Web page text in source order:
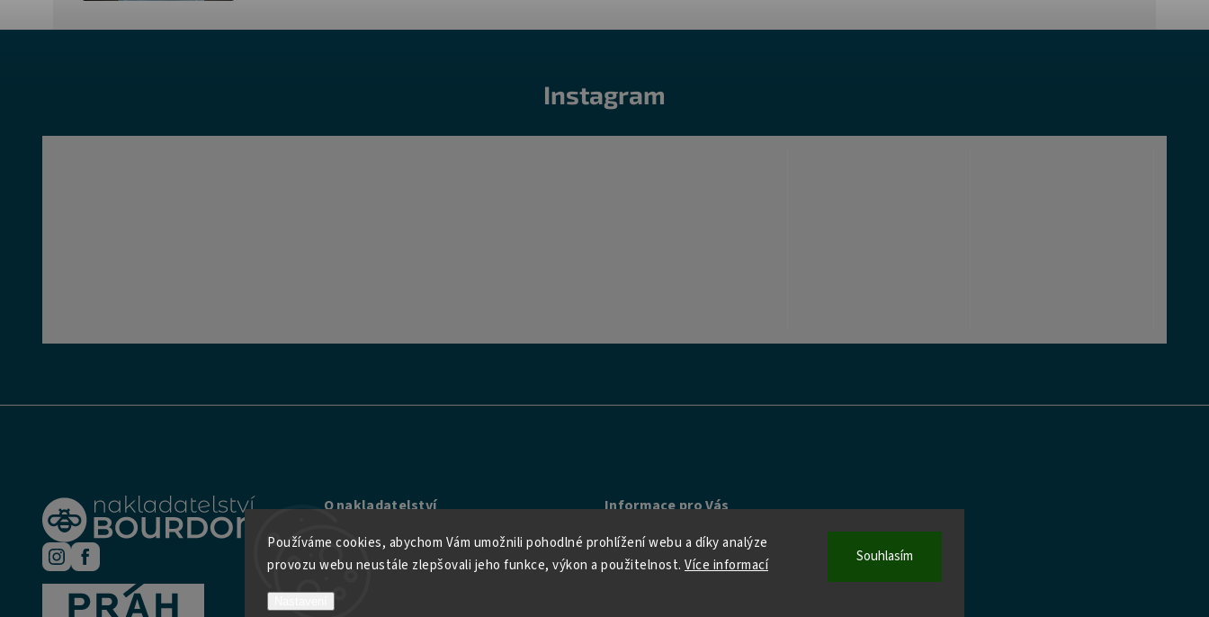
Používáme cookies, abychom Vám umožnili pohodlné prohlížení webu a díky analýze
provozu webu neustále zlepšovali jeho funkce, výkon a použitelnost. Více informací Souhlasím
O nakladatelství
Ochrana osobních údajů
Informace pro Vás
Využijte zásilkovou službu GLS
Kniha? Zaujměte neobvyklým firemním
Instagram